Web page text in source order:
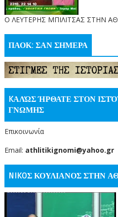
O ΛΕΥΤΕΡΗΣ ΜΠΙΛΙΤΣΑΣ ΣΤΗΝ
ΠΑΟΚ: ΣΑΝ ΣΗΜΕΡΑ
KΑΛΏΣ ΉΡΘΑΤΕ ΣΤΟΝ
ΓΝΩΜΗΣ
Επικοινωνία
Email: athlitikignomi@yahoo.gr
NIKOΣ ΚΟΥΛΙΑΝΟΣ ΣΤΗΝ